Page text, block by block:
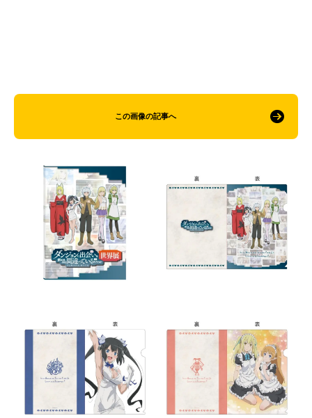
この画像の記事へ